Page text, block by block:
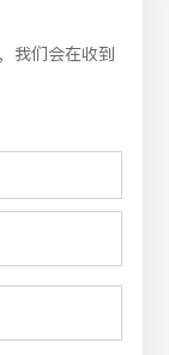
我们会在收到